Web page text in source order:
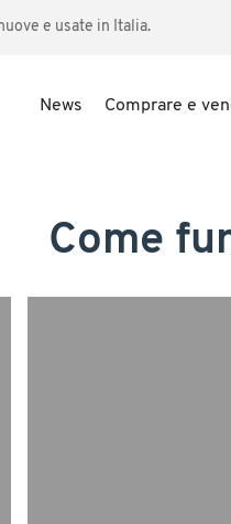
e usate in Italia.
News Comprare e
Come